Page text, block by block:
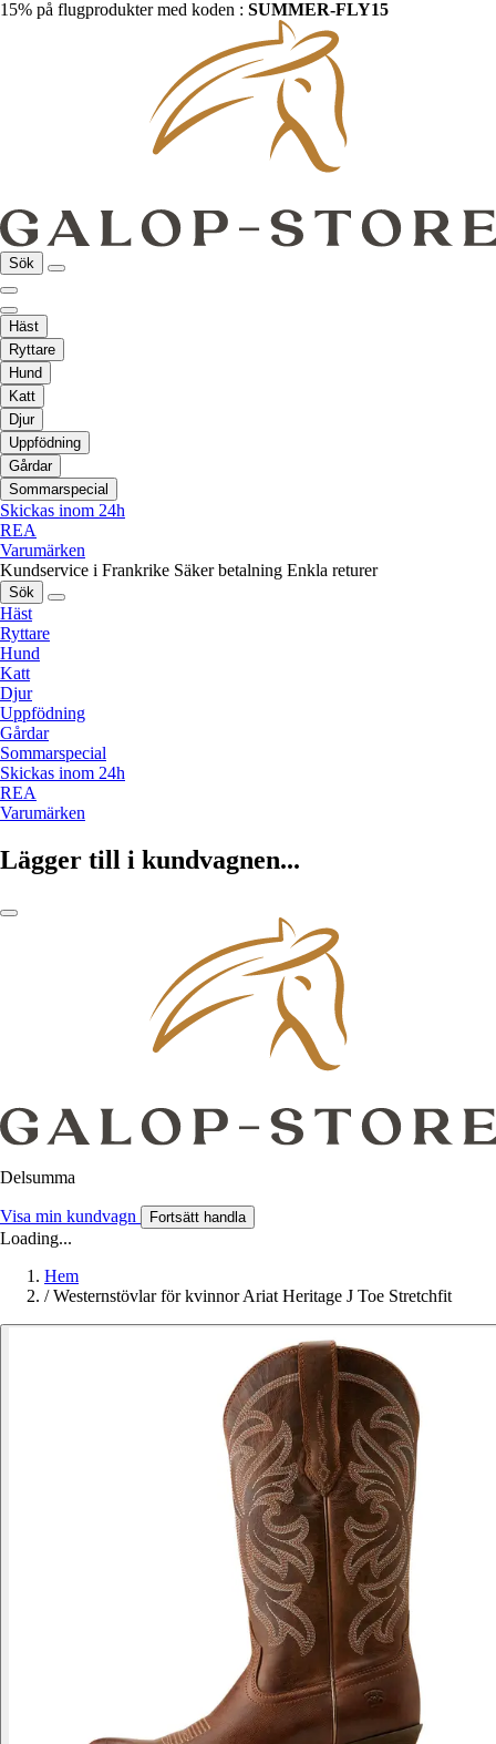
15% på flugprodukter med koden : SUMMER-FLY15
Sök
Häst
Ryttare
Hund
Katt
Djur
Uppfödning
Gårdar
Sommarspecial
Skickas inom 24h
REA
Varumärken
Kundservice i Frankrike Säker betalning Enkla returer
Sök
Häst
Ryttare
Hund
Katt
Djur
Uppfödning
Gårdar
Sommarspecial
Skickas inom 24h
REA
Varumärken
Lägger till i kundvagnen...
Delsumma
Visa min kundvagn Fortsätt handla
Loading...
Hem
/ Westernstövlar för kvinnor Ariat Heritage J Toe Stretchfit